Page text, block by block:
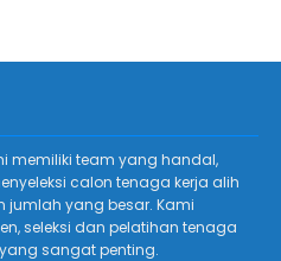
memiliki team yang handal,
calon tenaga kerja alih
jumlah yang besar. Kami
seleksi dan pelatihan tenaga
sangat penting.